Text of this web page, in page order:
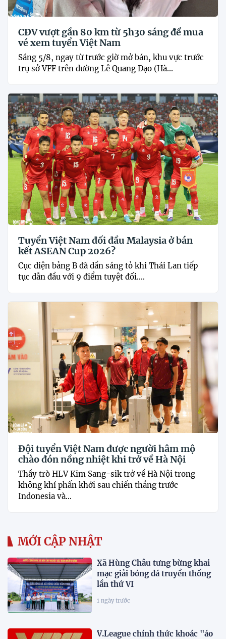
CĐV vượt gần 80 km từ 5h30 sáng để mua
vé xem tuyển Việt Nam
Sáng 5/8, ngay từ trước giờ mở bán, khu vực trước
trụ sở VFF trên đường Lê Quang Đạo (Hà...
Tuyển Việt Nam đối đầu Malaysia ở bán
kết ASEAN Cup 2026?
Cục diện bảng B đã dần sáng tỏ khi Thái Lan tiếp
tục dẫn đầu với 9 điểm tuyệt đối....
Đội tuyển Việt Nam được người hâm mộ
chào đón nồng nhiệt khi trở về Hà Nội
Thầy trò HLV Kim Sang-sik trở về Hà Nội trong
không khí phấn khởi sau chiến thắng trước
Indonesia và...
MỚI CẬP NHẬT
Xã Hùng Châu tưng bừng khai
mạc giải bóng đá truyền thống
lần thứ VI
1 ngày trước
V.League chính thức khoác "áo